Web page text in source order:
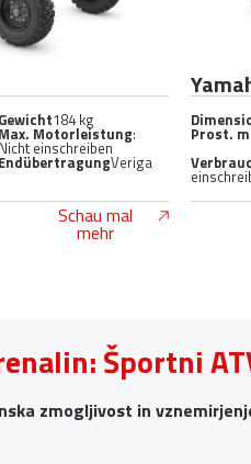
Gewicht184 kg
Max. Motorleistung:
Nicht einschreiben
EndübertragungVeriga
Schau mal
mehr
Prost.
Športni
zmogljivost in